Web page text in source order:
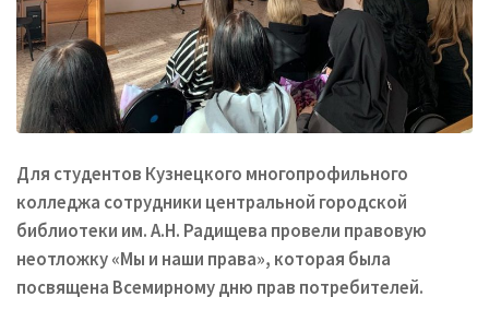
Для студентов Кузнецкого многопрофильного
колледжа сотрудники центральной городской
библиотеки им. А.Н. Радищева провели правовую
неотложку «Мы и наши права», которая была
посвящена Всемирному дню прав потребителей.